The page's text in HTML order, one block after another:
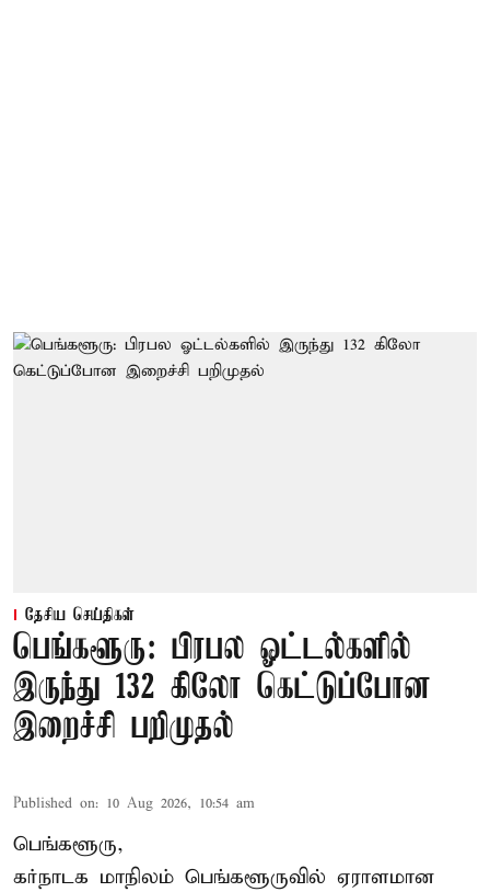
தேசிய செய்திகள்
பெங்களூரு: பிரபல ஓட்டல்களில்
இருந்து 132 கிலோ கெட்டுப்போன
இறைச்சி பறிமுதல்
Published on: 10 Aug 2026, 10:54 am
பெங்களூரு,
கர்நாடக மாநிலம் பெங்களூருவில் ஏராளமான